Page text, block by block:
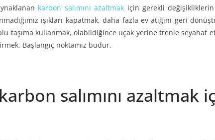
karbon salımını azaltmak için gerekli değişikliklerin
ışıkları kapatmak, daha fazla ev atığını geri
taşıma kullanmak, olabildiğince uçak yerine trenle seyahat
Başlangıç noktamız budur.
salımını azaltmak